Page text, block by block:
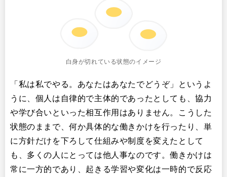
白身が切れている状態のイメージ
「私は私でやる。あなたはあなたでどうぞ」というよ
うに、個人は自律的で主体的であったとしても、協力
や学び合いといった相互作用はありません。こうした
状態のままで、何か具体的な働きかけを行ったり、単
に方針だけを下ろして仕組みや制度を変えたとして
も、多くの人にとっては他人事なのです。働きかけは
常に一方的であり、起きる学習や変化は一時的で反応